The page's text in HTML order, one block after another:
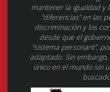
mantener la igualdad y
“diferencias” en las
discriminación y los
desde que el
“sistema personant”,
adaptado. Sin
único en el mundo sin